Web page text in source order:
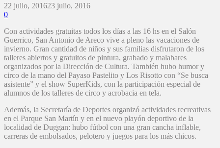
22 julio, 201623 julio, 2016
0
Con actividades gratuitas todos los días a las 16 hs en el Salón
Guerrico, San Antonio de Areco vive a pleno las vacaciones de
invierno. Gran cantidad de niños y sus familias disfrutaron de los
talleres abiertos y gratuitos de pintura, grabado y malabares
organizados por la Dirección de Cultura. También hubo humor y
circo de la mano del Payaso Pastelito y Los Risotto con “Se busca
asistente” y el show SuperKids, con la participación especial de
alumnos de los talleres de circo y acrobacia en tela.
Además, la Secretaría de Deportes organizó actividades recreativas
en el Parque San Martín y en el nuevo playón deportivo de la
localidad de Duggan: hubo fútbol con una gran cancha inflable,
carreras de embolsados, pelotero y juegos para los más chicos.